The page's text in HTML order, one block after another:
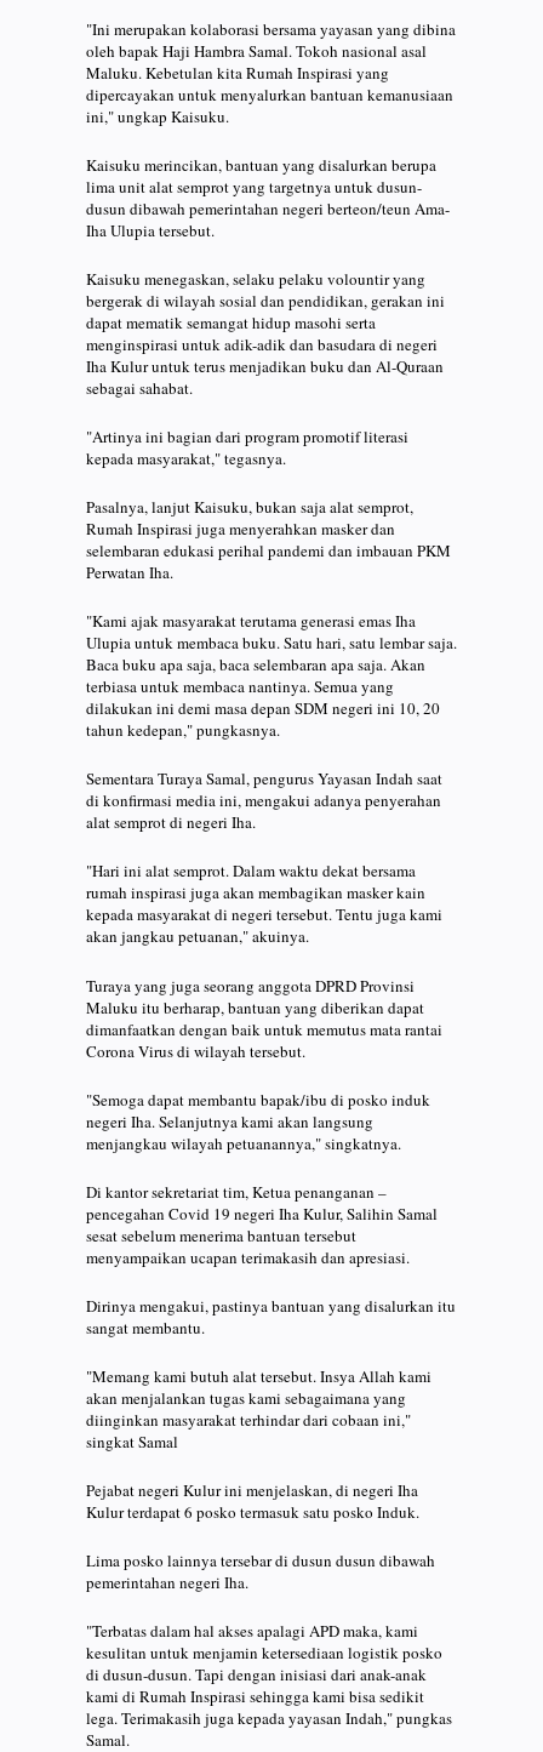
"Ini merupakan kolaborasi bersama yayasan yang dibina
oleh bapak Haji Hambra Samal. Tokoh nasional asal
Maluku. Kebetulan kita Rumah Inspirasi yang
dipercayakan untuk menyalurkan bantuan kemanusiaan
ini," ungkap Kaisuku.
Kaisuku merincikan, bantuan yang disalurkan berupa
lima unit alat semprot yang targetnya untuk dusun-
dusun dibawah pemerintahan negeri berteon/teun Ama-
Iha Ulupia tersebut.
Kaisuku menegaskan, selaku pelaku volountir yang
bergerak di wilayah sosial dan pendidikan, gerakan ini
dapat mematik semangat hidup masohi serta
menginspirasi untuk adik-adik dan basudara di negeri
Iha Kulur untuk terus menjadikan buku dan Al-Quraan
sebagai sahabat.
"Artinya ini bagian dari program promotif literasi
kepada masyarakat," tegasnya.
Pasalnya, lanjut Kaisuku, bukan saja alat semprot,
Rumah Inspirasi juga menyerahkan masker dan
selembaran edukasi perihal pandemi dan imbauan PKM
Perwatan Iha.
"Kami ajak masyarakat terutama generasi emas Iha
Ulupia untuk membaca buku. Satu hari, satu lembar saja.
Baca buku apa saja, baca selembaran apa saja. Akan
terbiasa untuk membaca nantinya. Semua yang
dilakukan ini demi masa depan SDM negeri ini 10, 20
tahun kedepan," pungkasnya.
Sementara Turaya Samal, pengurus Yayasan Indah saat
di konfirmasi media ini, mengakui adanya penyerahan
alat semprot di negeri Iha.
"Hari ini alat semprot. Dalam waktu dekat bersama
rumah inspirasi juga akan membagikan masker kain
kepada masyarakat di negeri tersebut. Tentu juga kami
akan jangkau petuanan," akuinya.
Turaya yang juga seorang anggota DPRD Provinsi
Maluku itu berharap, bantuan yang diberikan dapat
dimanfaatkan dengan baik untuk memutus mata rantai
Corona Virus di wilayah tersebut.
"Semoga dapat membantu bapak/ibu di posko induk
negeri Iha. Selanjutnya kami akan langsung
menjangkau wilayah petuanannya," singkatnya.
Di kantor sekretariat tim, Ketua penanganan –
pencegahan Covid 19 negeri Iha Kulur, Salihin Samal
sesat sebelum menerima bantuan tersebut
menyampaikan ucapan terimakasih dan apresiasi.
Dirinya mengakui, pastinya bantuan yang disalurkan itu
sangat membantu.
"Memang kami butuh alat tersebut. Insya Allah kami
akan menjalankan tugas kami sebagaimana yang
diinginkan masyarakat terhindar dari cobaan ini,"
singkat Samal
Pejabat negeri Kulur ini menjelaskan, di negeri Iha
Kulur terdapat 6 posko termasuk satu posko Induk.
Lima posko lainnya tersebar di dusun dusun dibawah
pemerintahan negeri Iha.
"Terbatas dalam hal akses apalagi APD maka, kami
kesulitan untuk menjamin ketersediaan logistik posko
di dusun-dusun. Tapi dengan inisiasi dari anak-anak
kami di Rumah Inspirasi sehingga kami bisa sedikit
lega. Terimakasih juga kepada yayasan Indah," pungkas
Samal.